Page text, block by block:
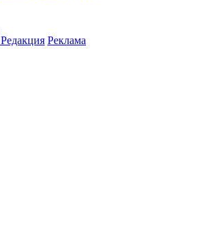
Редакция Реклама